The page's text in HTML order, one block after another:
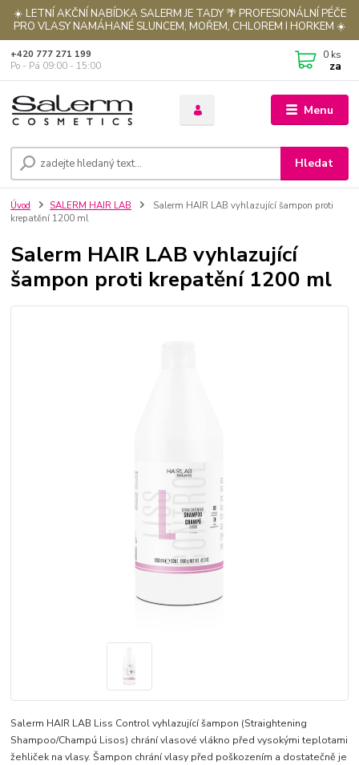
☀️ LETNÍ AKČNÍ NABÍDKA SALERM JE TADY 🌴 PROFESIONÁLNÍ PÉČE
PRO VLASY NAMÁHANÉ SLUNCEM, MOŘEM, CHLOREM I HORKEM ☀️
Menu
Hledat
+420 777 271 199
Po - Pá 09:00 - 15:00
0 ks
za
Úvod SALERM HAIR LAB
Salerm HAIR LAB vyhlazující šampon proti
krepatění 1200 ml
Salerm HAIR LAB vyhlazující
šampon proti krepatění 1200 ml
Salerm HAIR LAB Liss Control vyhlazující šampon (Straightening
Shampoo/Champú Lisos) chrání vlasové vlákno před vysokými teplotami
žehliček na vlasy. Šampon chrání vlasy před poškozením a dostatečně je